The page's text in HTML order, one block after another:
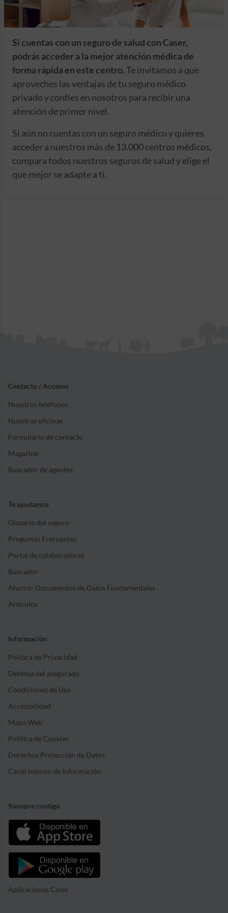
Si cuentas con un seguro de salud con Caser,
podrás acceder a la mejor atención médica de
forma rápida en este centro.Te invitamos a que
aproveches las ventajas de tu seguro médico
privado y confíes en nosotros para recibir una
atención de primer nivel.
Si aún no cuentas con un seguro médico y quieres
acceder a nuestros más de 13.000 centros médicos,
compara todos nuestros seguros de salud y elige el
que mejor se adapte a ti.
Contacto / Accesos
Nuestros teléfonos
Nuestras oficinas
Formulario de contacto
Magazine
Buscador de agentes
Te ayudamos
Glosario del seguro
Preguntas Frecuentes
Portal de colaboradores
Buscador
Ahorro: Documentos de Datos Fundamentales
Artículos
Información
Política de Privacidad
Defensa del asegurado
Condiciones de Uso
Accesibilidad
Mapa Web
Política de Cookies
Derechos Protección de Datos
Canal interno de Información
Siempre contigo
Aplicaciones Caser